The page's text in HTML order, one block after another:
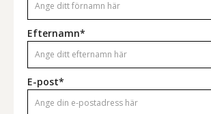
Efternamn*
E-post*